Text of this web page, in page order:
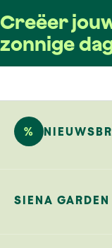
Creëer
zonnige
%
SIENA GARDEN